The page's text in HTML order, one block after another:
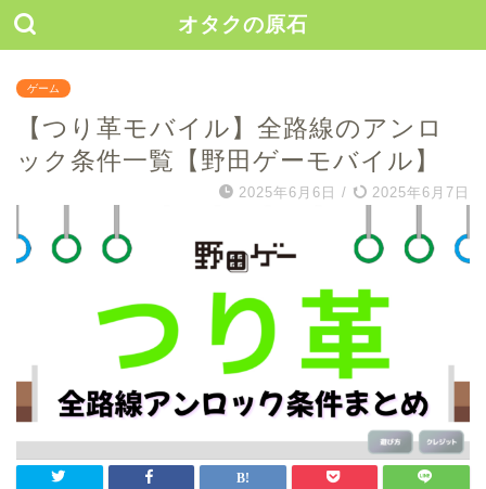
オタクの原石
ゲーム
【つり革モバイル】全路線のアンロ
ック条件一覧【野田ゲーモバイル】
2025年6月6日 / 2025年6月7日